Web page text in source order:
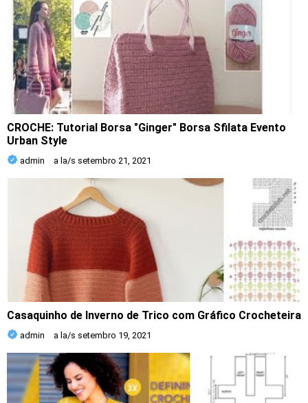
CROCHE: Tutorial Borsa "Ginger" Borsa Sfilata Evento
Urban Style
admin a la/s setembro 21, 2021
Casaquinho de Inverno de Trico com Gráfico Crocheteira
admin a la/s setembro 19, 2021